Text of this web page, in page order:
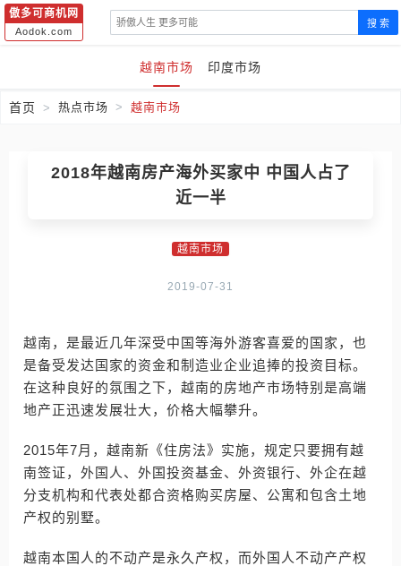
傲多可商机网
Aodok.com
搜 索
越南市场 印度市场
首页 热点市场 越南市场
2018年越南房产海外买家中 中国人占了
近一半
越南市场
2019-07-31
越南，是最近几年深受中国等海外游客喜爱的国家，也
是备受发达国家的资金和制造业企业追捧的投资目标。
在这种良好的氛围之下，越南的房地产市场特别是高端
地产正迅速发展壮大，价格大幅攀升。
2015年7月，越南新《住房法》实施，规定只要拥有越
南签证，外国人、外国投资基金、外资银行、外企在越
分支机构和代表处都合资格购买房屋、公寓和包含土地
产权的别墅。
越南本国人的不动产是永久产权，而外国人不动产产权